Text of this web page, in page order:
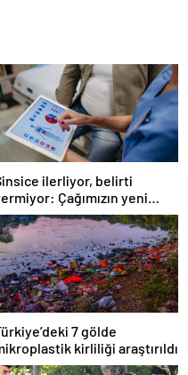
ilerliyor, belirti
Çağımızın yeni
7 gölde
kirliliği araştırıldı